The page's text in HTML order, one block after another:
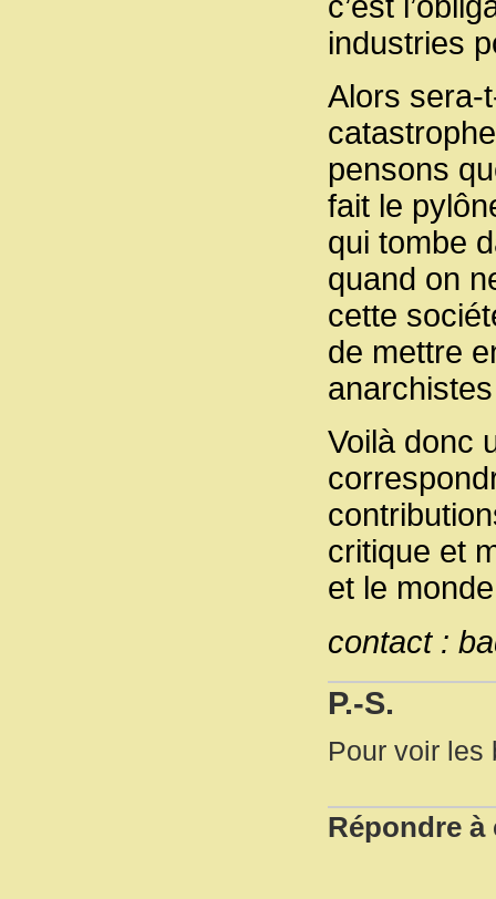
industries
Alors sera-
pensons
fait le
qui tombe
quand on
cette
de mettre
Voilà donc
critique et
et le
contact :
P.-S.
Pour voir
Répondre à